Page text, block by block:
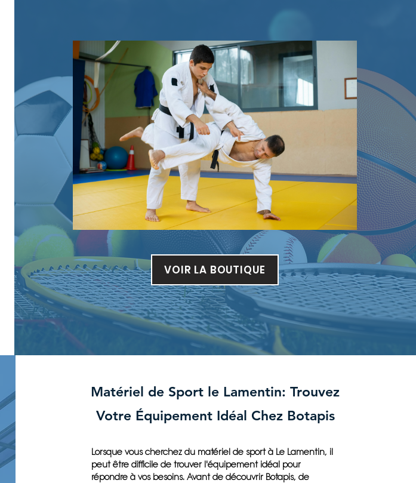
VOIR LA BOUTIQUE
Matériel de Sport le Lamentin: Trouvez
Votre Équipement Idéal Chez Botapis
Lorsque vous cherchez du matériel de sport à Le Lamentin, il
peut être difficile de trouver l'équipement idéal pour
répondre à vos besoins. Avant de découvrir Botapis, de